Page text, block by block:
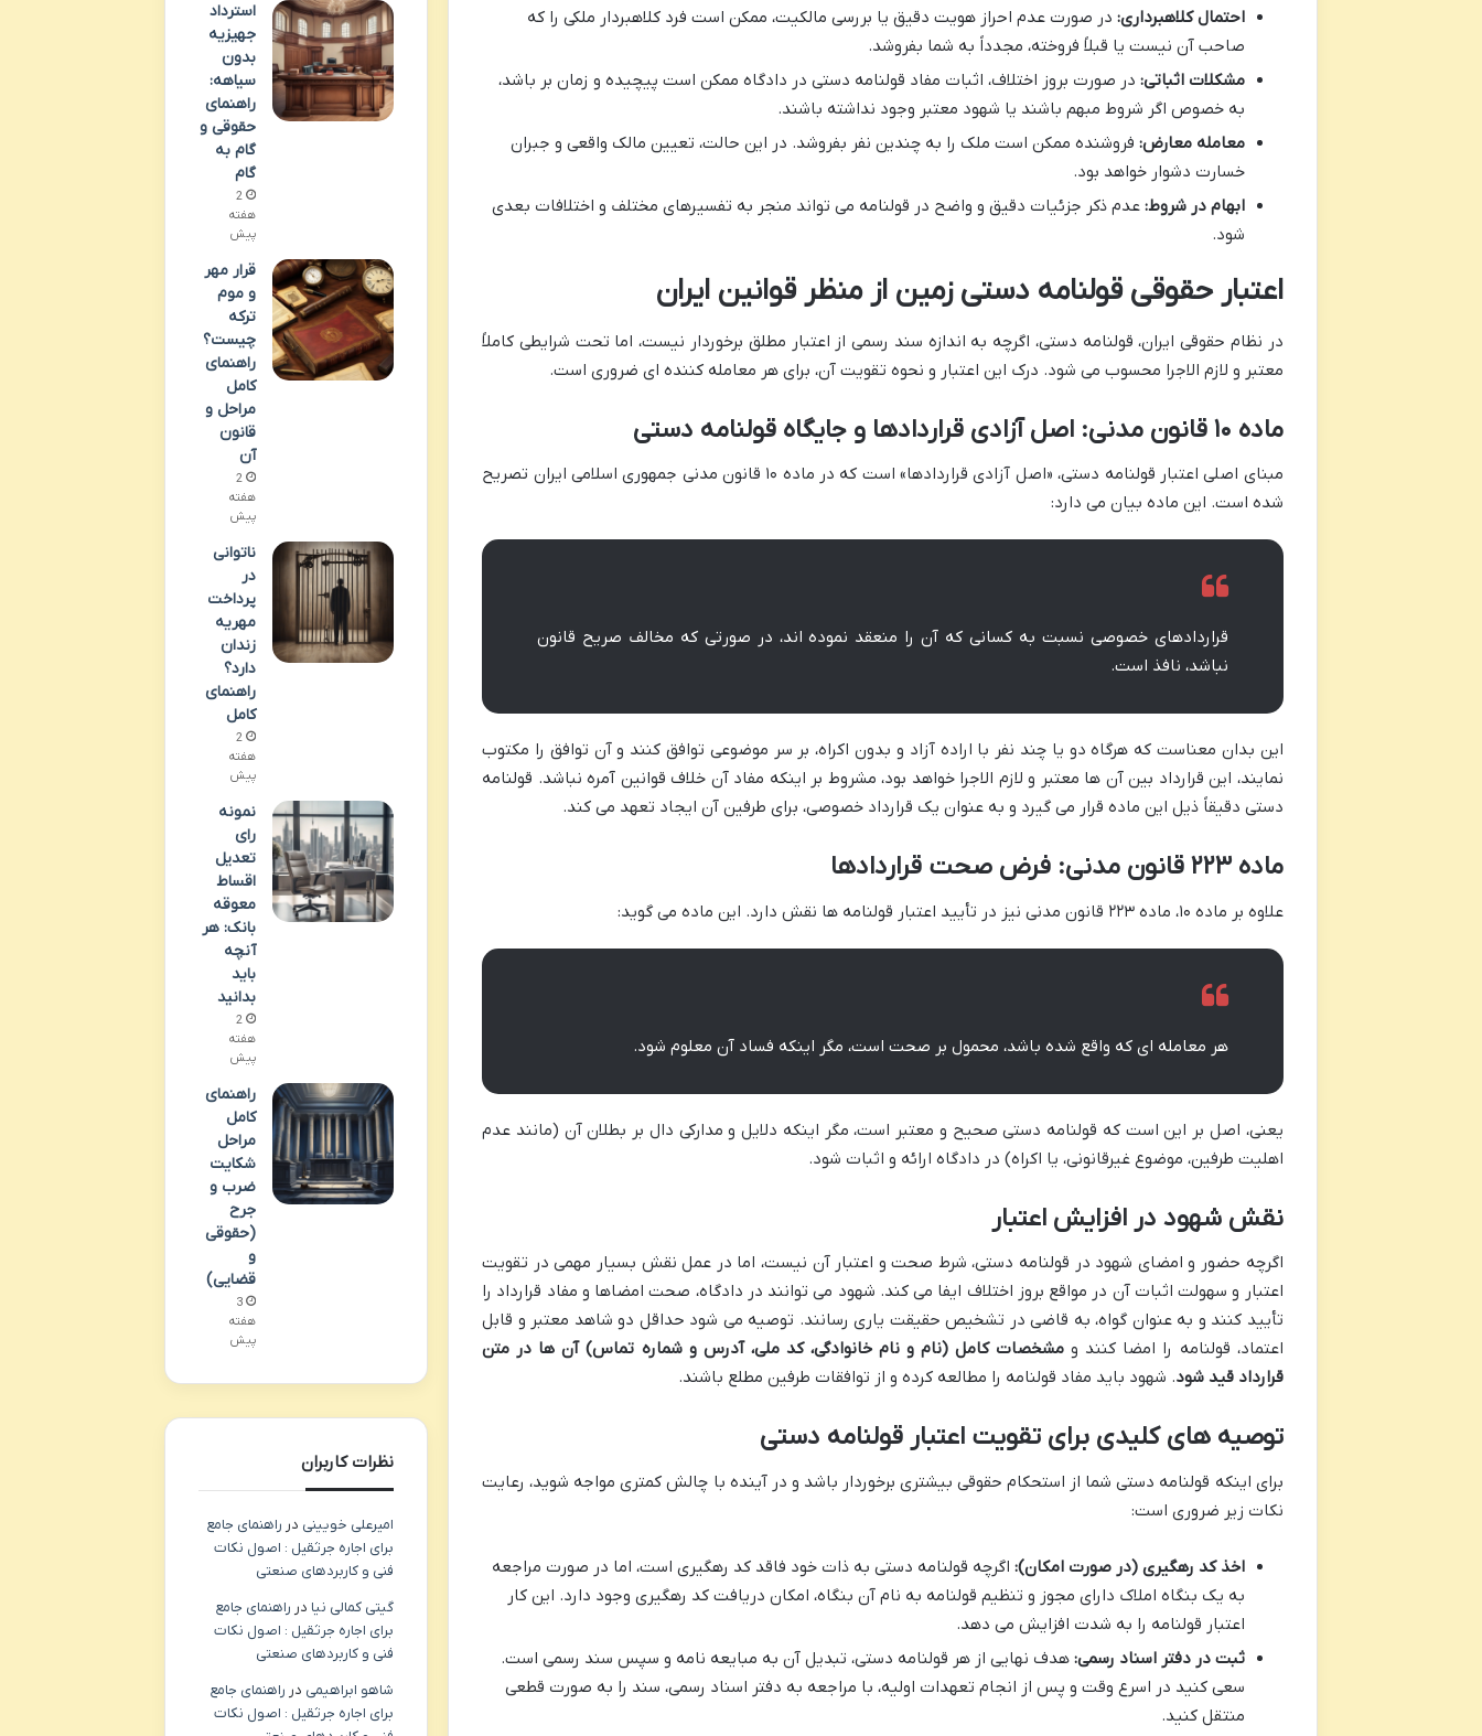
احتمال کلاهبرداری: در صورت عدم احراز هویت دقیق یا بررسی مالکیت، ممکن است فرد کلاهبردار ملکی را که
صاحب آن نیست یا قبلاً فروخته، مجدداً به شما بفروشد.
مشکلات اثباتی: در صورت بروز اختلاف، اثبات مفاد قولنامه دستی در دادگاه ممکن است پیچیده و زمان بر باشد،
به خصوص اگر شروط مبهم باشند یا شهود معتبر وجود نداشته باشند.
معامله معارض: فروشنده ممکن است ملک را به چندین نفر بفروشد. در این حالت، تعیین مالک واقعی و جبران
خسارت دشوار خواهد بود.
ابهام در شروط: عدم ذکر جزئیات دقیق و واضح در قولنامه می تواند منجر به تفسیرهای مختلف و اختلافات بعدی
شود.
اعتبار حقوقی قولنامه دستی زمین از منظر قوانین ایران
در نظام حقوقی ایران، قولنامه دستی، اگرچه به اندازه سند رسمی از اعتبار مطلق برخوردار نیست، اما تحت شرایطی کاملاً
معتبر و لازم الاجرا محسوب می شود. درک این اعتبار و نحوه تقویت آن، برای هر معامله کننده ای ضروری است.
ماده ۱۰ قانون مدنی: اصل آزادی قراردادها و جایگاه قولنامه دستی
مبنای اصلی اعتبار قولنامه دستی، «اصل آزادی قراردادها» است که در ماده ۱۰ قانون مدنی جمهوری اسلامی ایران تصریح
شده است. این ماده بیان می دارد:
قراردادهای خصوصی نسبت به کسانی که آن را منعقد نموده اند، در صورتی که مخالف صریح قانون
نباشد، نافذ است.
این بدان معناست که هرگاه دو یا چند نفر با اراده آزاد و بدون اکراه، بر سر موضوعی توافق کنند و آن توافق را مکتوب
نمایند، این قرارداد بین آن ها معتبر و لازم الاجرا خواهد بود، مشروط بر اینکه مفاد آن خلاف قوانین آمره نباشد. قولنامه
دستی دقیقاً ذیل این ماده قرار می گیرد و به عنوان یک قرارداد خصوصی، برای طرفین آن ایجاد تعهد می کند.
ماده ۲۲۳ قانون مدنی: فرض صحت قراردادها
علاوه بر ماده ۱۰، ماده ۲۲۳ قانون مدنی نیز در تأیید اعتبار قولنامه ها نقش دارد. این ماده می گوید:
هر معامله ای که واقع شده باشد، محمول بر صحت است، مگر اینکه فساد آن معلوم شود.
یعنی، اصل بر این است که قولنامه دستی صحیح و معتبر است، مگر اینکه دلایل و مدارکی دال بر بطلان آن (مانند عدم
اهلیت طرفین، موضوع غیرقانونی، یا اکراه) در دادگاه ارائه و اثبات شود.
نقش شهود در افزایش اعتبار
اگرچه حضور و امضای شهود در قولنامه دستی، شرط صحت و اعتبار آن نیست، اما در عمل نقش بسیار مهمی در تقویت
اعتبار و سهولت اثبات آن در مواقع بروز اختلاف ایفا می کند. شهود می توانند در دادگاه، صحت امضاها و مفاد قرارداد را
تأیید کنند و به عنوان گواه، به قاضی در تشخیص حقیقت یاری رسانند. توصیه می شود حداقل دو شاهد معتبر و قابل
اعتماد، قولنامه را امضا کنند و مشخصات کامل (نام و نام خانوادگی، کد ملی، آدرس و شماره تماس) آن ها در متن
قرارداد قید شود. شهود باید مفاد قولنامه را مطالعه کرده و از توافقات طرفین مطلع باشند.
توصیه های کلیدی برای تقویت اعتبار قولنامه دستی
برای اینکه قولنامه دستی شما از استحکام حقوقی بیشتری برخوردار باشد و در آینده با چالش کمتری مواجه شوید، رعایت
نکات زیر ضروری است:
اخذ کد رهگیری (در صورت امکان): اگرچه قولنامه دستی به ذات خود فاقد کد رهگیری است، اما در صورت مراجعه
به یک بنگاه املاک دارای مجوز و تنظیم قولنامه به نام آن بنگاه، امکان دریافت کد رهگیری وجود دارد. این کار
اعتبار قولنامه را به شدت افزایش می دهد.
ثبت در دفتر اسناد رسمی: هدف نهایی از هر قولنامه دستی، تبدیل آن به مبایعه نامه و سپس سند رسمی است.
سعی کنید در اسرع وقت و پس از انجام تعهدات اولیه، با مراجعه به دفتر اسناد رسمی، سند را به صورت قطعی
منتقل کنید.
استرداد
جهیزیه
بدون
سیاهه:
راهنمای
حقوقی و
گام به
گام
2
هفته
پیش
قرار مهر
و موم
ترکه
چیست؟
راهنمای
کامل
مراحل و
قانون
آن
2
هفته
پیش
ناتوانی
در
پرداخت
مهریه
زندان
دارد؟
راهنمای
کامل
2
هفته
پیش
نمونه
رای
تعدیل
اقساط
معوقه
بانک: هر
آنچه
باید
بدانید
2
هفته
پیش
راهنمای
کامل
مراحل
شکایت
ضرب و
جرح
(حقوقی
و
قضایی)
3
هفته
پیش
نظرات کاربران
امیرعلی خویینی در راهنمای جامع
برای اجاره جرثقیل : اصول نکات
فنی و کاربردهای صنعتی
گیتی کمالی نیا در راهنمای جامع
برای اجاره جرثقیل : اصول نکات
فنی و کاربردهای صنعتی
شاهو ابراهیمی در راهنمای جامع
برای اجاره جرثقیل : اصول نکات